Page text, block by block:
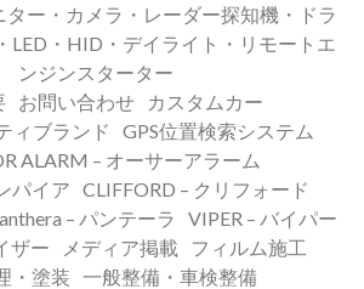
ター・カメラ・レーダー探知機・ドラ
LED・HID・デイライト・リモートエ
ンジンスターター
お問い合わせ
カスタムカー
ィブランド
GPS位置検索システム
ALARM – オーサーアラーム
パイア CLIFFORD – クリフォード
– パンテーラ
VIPER – バイパー
ザー
メディア掲載
フィルム施工
・塗装 一般整備・車検整備